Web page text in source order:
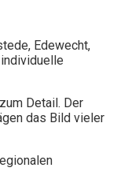
Edewecht,
Detail. Der
das Bild vieler